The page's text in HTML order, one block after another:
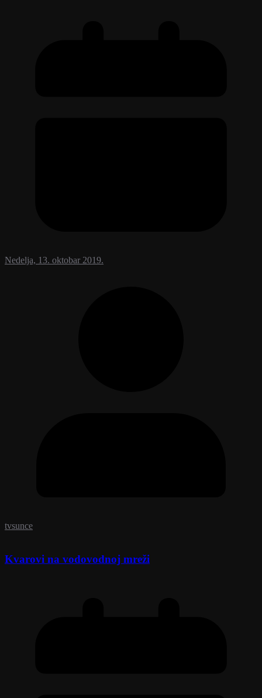
Nedelja, 13. oktobar 2019.
tvsunce
Kvarovi na vodovodnoj mreži